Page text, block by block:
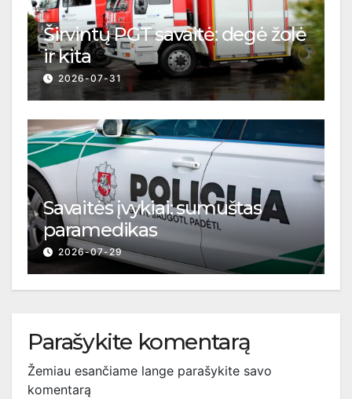
Širvintų PGT savaitė: degė žolė
ir kita
2026-07-31
Savaitės įvykiai: sumuštas
paramedikas
2026-07-29
Parašykite komentarą
Žemiau esančiame lange parašykite savo
komentarą